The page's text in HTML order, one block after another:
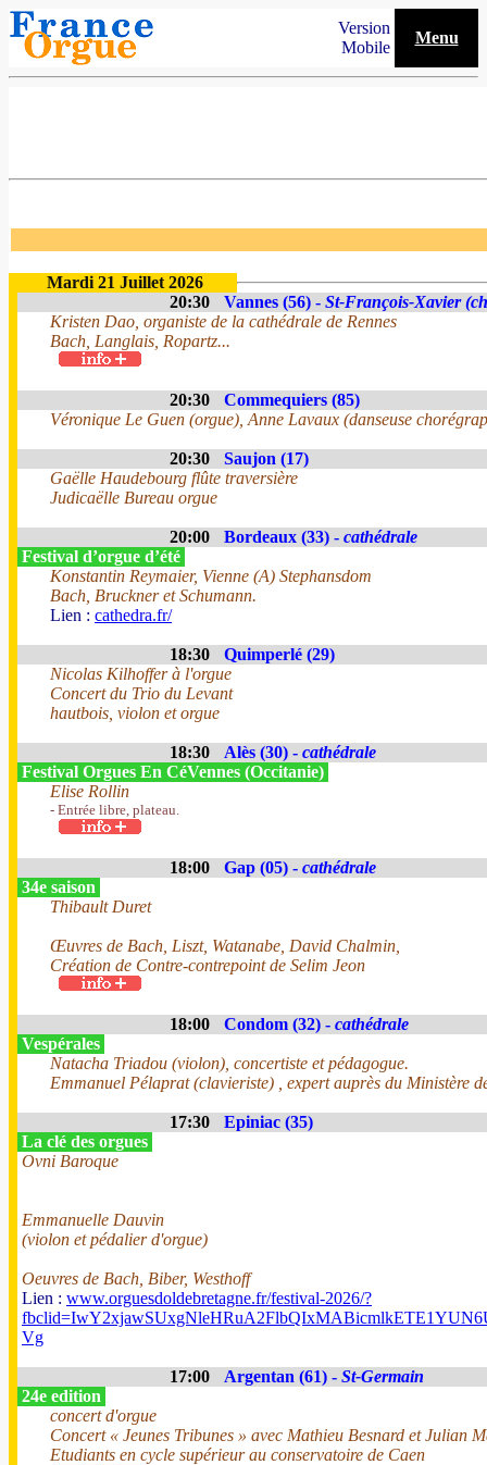
Version
Mobile
Menu
Mardi 21 Juillet 2026
20:30
Vannes (56) - St-François-Xavier
Kristen Dao, organiste de la cathédrale de Rennes
Bach, Langlais, Ropartz...
20:30
Commequiers (85)
Véronique Le Guen (orgue), Anne Lavaux (danseuse
20:30
Saujon (17)
Gaëlle Haudebourg flûte traversière
Judicaëlle Bureau orgue
20:00 Bordeaux (33) - cathédrale
Festival d’orgue d’été
Konstantin Reymaier, Vienne (A) Stephansdom
Bach, Bruckner et Schumann.
Lien : cathedra.fr/
18:30
Quimperlé (29)
Nicolas Kilhoffer à l'orgue
Concert du Trio du Levant
hautbois, violon et orgue
18:30 Alès (30) - cathédrale
Festival Orgues En CéVennes (Occitanie)
Elise Rollin
- Entrée libre, plateau.
18:00 Gap (05) - cathédrale
34e saison
Thibault Duret
Œuvres de Bach, Liszt, Watanabe, David Chalmin,
Création de Contre-contrepoint de Selim Jeon
18:00 Condom (32) - cathédrale
Vespérales
Natacha Triadou (violon), concertiste et pédagogue.
Emmanuel Pélaprat (clavieriste) , expert auprès du Ministère
17:30
Epiniac (35)
La clé des orgues
Ovni Baroque
Emmanuelle Dauvin
(violon et pédalier d'orgue)
Oeuvres de Bach, Biber, Westhoff
Lien : www.orguesdoldebretagne.fr/festival-2026/?
Vg
17:00 Argentan (61) - St-Germain
24e edition
concert d'orgue
Concert « Jeunes Tribunes » avec Mathieu Besnard et Julian
Etudiants en cycle supérieur au conservatoire de Caen